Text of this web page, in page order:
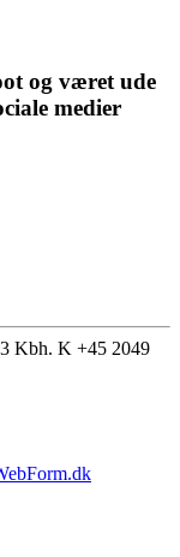
og været ude
medier
Kbh. K +45 2049